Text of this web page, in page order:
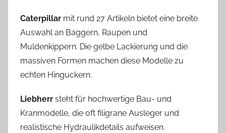
Caterpillar mit rund 27 Artikeln bietet eine breite
Auswahl an Baggern, Raupen und
Muldenkippern. Die gelbe Lackierung und die
massiven Formen machen diese Modelle zu
echten Hinguckern.
Liebherr steht für hochwertige Bau- und
Kranmodelle, die oft filigrane Ausleger und
realistische Hydraulikdetails aufweisen.